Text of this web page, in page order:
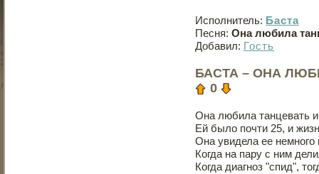
Исполнитель: Баста
Песня: Она любила
Добавил: Гость
БАСТА – ОНА
0
Она любила танцевать и
Ей было почти 25, и
Она увидела ее немного
Когда на пару с ним
Когда диагноз "спид",